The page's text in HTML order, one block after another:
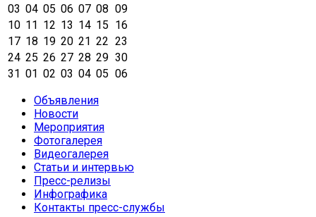
03 04 05 06 07 08 09
10 11 12 13 14 15 16
17 18 19 20 21 22 23
24 25 26 27 28 29 30
31 01 02 03 04 05 06
Объявления
Новости
Мероприятия
Фотогалерея
Видеогалерея
Статьи и интервью
Пресс-релизы
Инфографика
Контакты пресс-службы